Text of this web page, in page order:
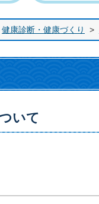
健康診断・健康づくり >
いて